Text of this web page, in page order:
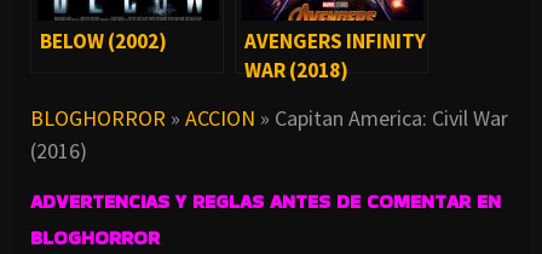
BELOW (2002)
AVENGERS INFINITY
WAR (2018)
BLOGHORROR » ACCION » Capitan America: Civil War
(2016)
ADVERTENCIAS Y REGLAS ANTES DE COMENTAR EN
BLOGHORROR